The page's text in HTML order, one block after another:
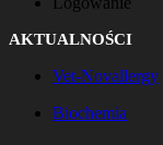
AKTUALNOŚCI
Vet-Novallergy
Biochemia